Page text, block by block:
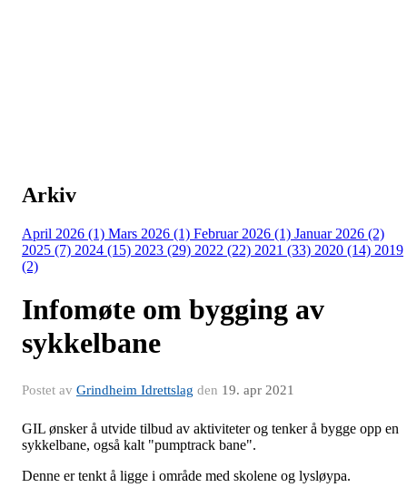
Arkiv
April 2026 (1) Mars 2026 (1) Februar 2026 (1) Januar 2026 (2)
2025 (7) 2024 (15) 2023 (29) 2022 (22) 2021 (33) 2020 (14) 2019
(2)
Infomøte om bygging av
sykkelbane
Postet av Grindheim Idrettslag den 19. apr 2021
GIL ønsker å utvide tilbud av aktiviteter og tenker å bygge opp en
sykkelbane, også kalt "pumptrack bane".
Denne er tenkt å ligge i område med skolene og lysløypa.